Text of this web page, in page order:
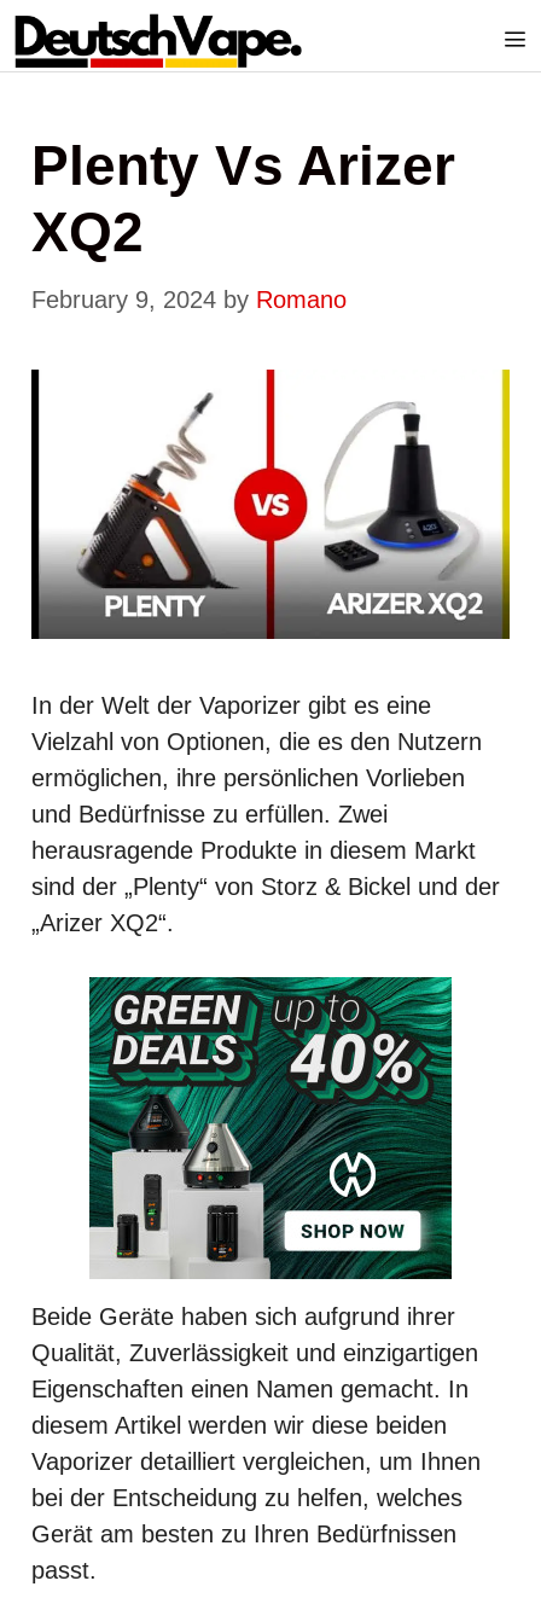
Skip
to
Plenty Vs Arizer
XQ2
February 9, 2024 by Romano
In der Welt der Vaporizer gibt es eine
Vielzahl von Optionen, die es den Nutzern
ermöglichen, ihre persönlichen Vorlieben
und Bedürfnisse zu erfüllen. Zwei
herausragende Produkte in diesem Markt
sind der „Plenty“ von Storz & Bickel und der
„Arizer XQ2“.
Beide Geräte haben sich aufgrund ihrer
Qualität, Zuverlässigkeit und einzigartigen
Eigenschaften einen Namen gemacht. In
diesem Artikel werden wir diese beiden
Vaporizer detailliert vergleichen, um Ihnen
bei der Entscheidung zu helfen, welches
Gerät am besten zu Ihren Bedürfnissen
passt.